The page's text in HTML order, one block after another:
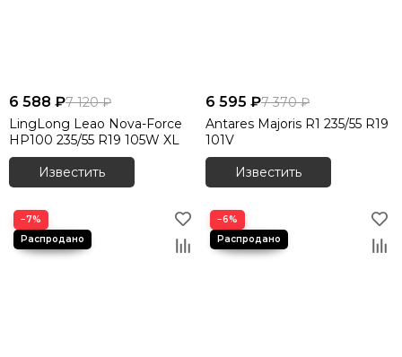
6 588 ₽7 120 ₽
LingLong Leao Nova-Force
HP100 235/55 R19 105W XL
Известить
6 595 ₽7 370 ₽
Antares Majoris R1 235/55 R19
101V
Известить
−7% −6%